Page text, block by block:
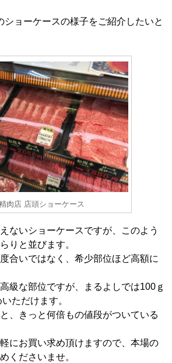
ショーケースの様子をご紹介したいと
肉店 店頭ショーケース
ないショーケースですが、このよう
りと並びます。
合いではなく、希少部位ほど高額に
級な部位ですが、まるよしでは100ｇ
ただけます。
、きっと何倍もの値段がついている
にお買い求め頂けますので、本場の
くださいませ。